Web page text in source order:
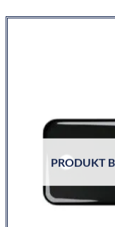
PRODUKT